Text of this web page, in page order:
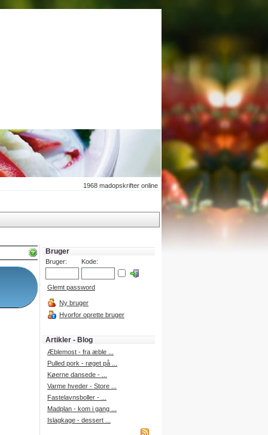
1968 madopskrifter online
Bruger
Bruger: Kode:
Glemt password
Ny bruger
Hvorfor oprette bruger
Artikler - Blog
Æblemost - fra æble ...
Pulled pork - røget på ...
Køerne dansede - ...
Varme hveder - Store ...
Fastelavnsboller - ...
Madplan - kom i gang ...
Islagkage - dessert ...